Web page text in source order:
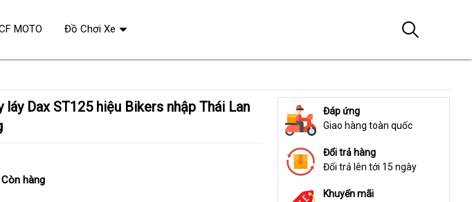
Còn hàng
Đáp ứng
Giao hàng toàn quốc
Đổi trả hàng
Đổi trả lên tới 15 ngày
Khuyến mãi
MOTO Đồ Chơi Xe